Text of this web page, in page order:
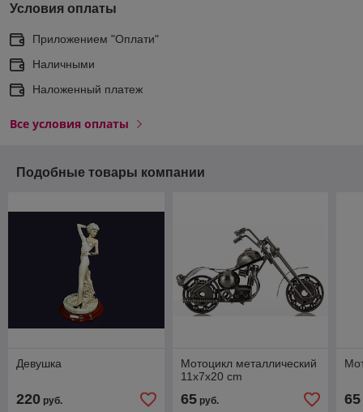
Условия оплаты
Приложением "Оплати"
Наличными
Наложенный платеж
Все условия оплаты
Подобные товары компании
Девушка
220 руб.
Мотоцикл металлический
11x7x20 cm
65руб. 65